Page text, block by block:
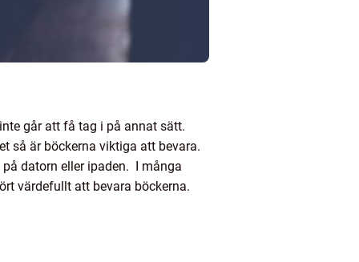
går att få tag i på annat sätt.
så är böckerna viktiga att bevara.
datorn eller ipaden. I många
värdefullt att bevara böckerna.